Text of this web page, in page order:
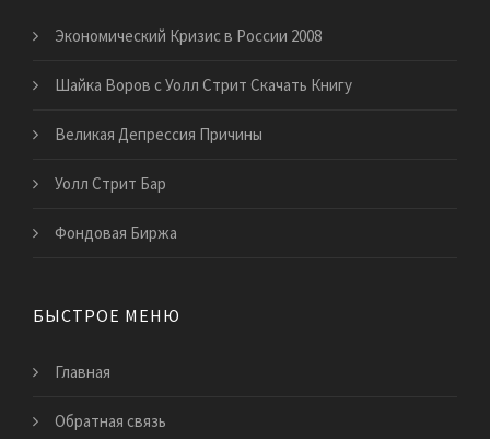
Экономический Кризис в России 2008
Шайка Воров с Уолл Стрит Скачать Книгу
Великая Депрессия Причины
Уолл Стрит Бар
Фондовая Биржа
БЫСТРОЕ МЕНЮ
Главная
Обратная связь